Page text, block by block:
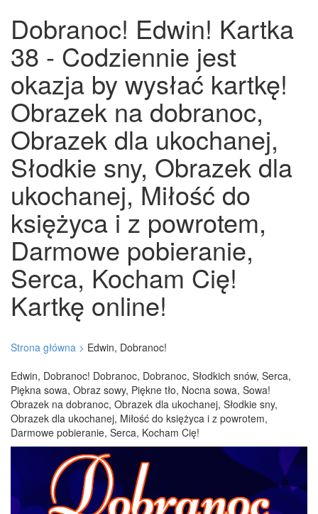
Dobranoc! Edwin! Kartka
38 - Codziennie jest
okazja by wysłać kartkę!
Obrazek na dobranoc,
Obrazek dla ukochanej,
Słodkie sny, Obrazek dla
ukochanej, Miłość do
księżyca i z powrotem,
Darmowe pobieranie,
Serca, Kocham Cię!
Kartkę online!
Strona główna > Edwin, Dobranoc!
Edwin, Dobranoc! Dobranoc, Dobranoc, Słodkich snów, Serca,
Piękna sowa, Obraz sowy, Piękne tło, Nocna sowa, Sowa!
Obrazek na dobranoc, Obrazek dla ukochanej, Słodkie sny,
Obrazek dla ukochanej, Miłość do księżyca i z powrotem,
Darmowe pobieranie, Serca, Kocham Cię!